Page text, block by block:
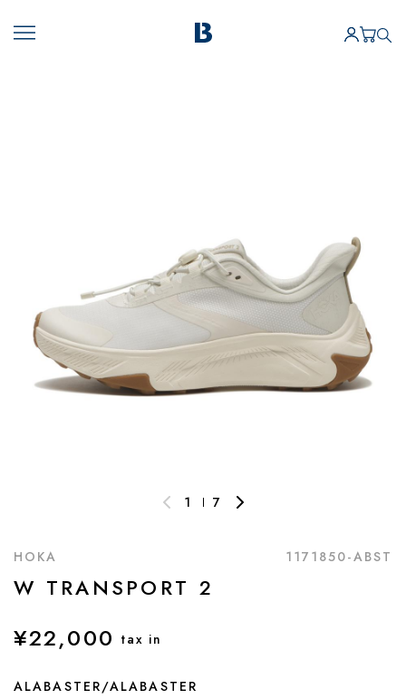
1 7
HOKA 1171850-ABST
W TRANSPORT 2
¥22,000 tax in
ALABASTER/ALABASTER